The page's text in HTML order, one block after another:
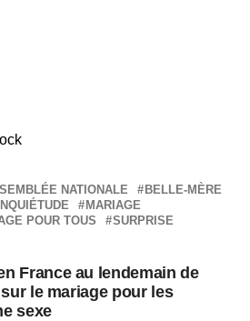
NATIONALE
BELLE-MÈRE
INQUIÉTUDE
MARIAGE
POUR TOUS SURPRISE
France au lendemain de
le mariage pour les
sexe